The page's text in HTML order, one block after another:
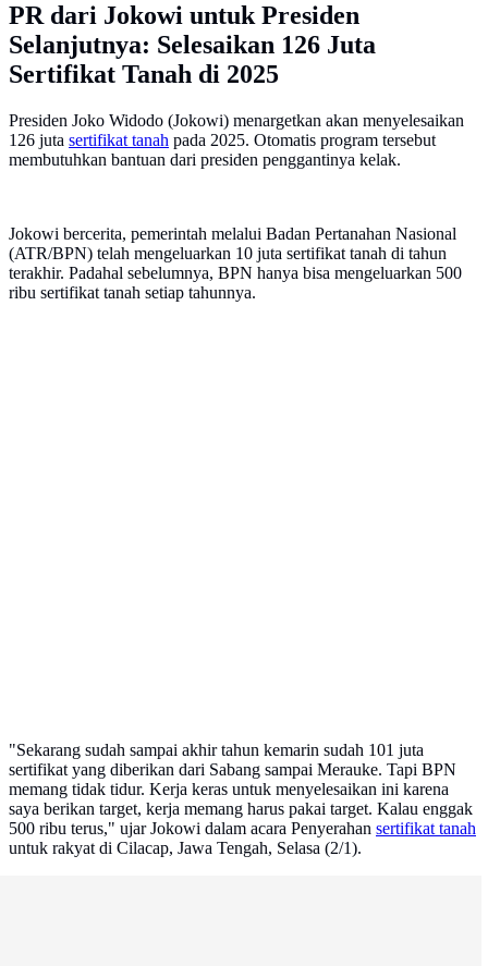
PR dari Jokowi untuk Presiden
Selanjutnya: Selesaikan 126 Juta
Sertifikat Tanah di 2025
Presiden Joko Widodo (Jokowi) menargetkan akan menyelesaikan
126 juta sertifikat tanah pada 2025. Otomatis program tersebut
membutuhkan bantuan dari presiden penggantinya kelak.
Jokowi bercerita, pemerintah melalui Badan Pertanahan Nasional
(ATR/BPN) telah mengeluarkan 10 juta sertifikat tanah di tahun
terakhir. Padahal sebelumnya, BPN hanya bisa mengeluarkan 500
ribu sertifikat tanah setiap tahunnya.
"Sekarang sudah sampai akhir tahun kemarin sudah 101 juta
sertifikat yang diberikan dari Sabang sampai Merauke. Tapi BPN
memang tidak tidur. Kerja keras untuk menyelesaikan ini karena
saya berikan target, kerja memang harus pakai target. Kalau enggak
500 ribu terus," ujar Jokowi dalam acara Penyerahan sertifikat tanah
untuk rakyat di Cilacap, Jawa Tengah, Selasa (2/1).